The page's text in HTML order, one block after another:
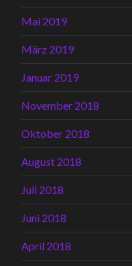
Mai 2019
März 2019
Januar 2019
November 2018
Oktober 2018
August 2018
Juli 2018
Juni 2018
April 2018